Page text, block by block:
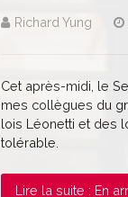
Richard Yung
Cet après-midi, le
mes collègues du
lois Léonetti et des
tolérable.
Lire la suite : En